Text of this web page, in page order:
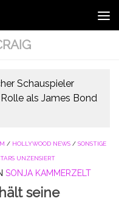
Schauspieler
als James Bond
/ HOLLYWOOD NEWS / SONSTIGE
UNZENSIERT
SONJA KAMMERZELT
seine